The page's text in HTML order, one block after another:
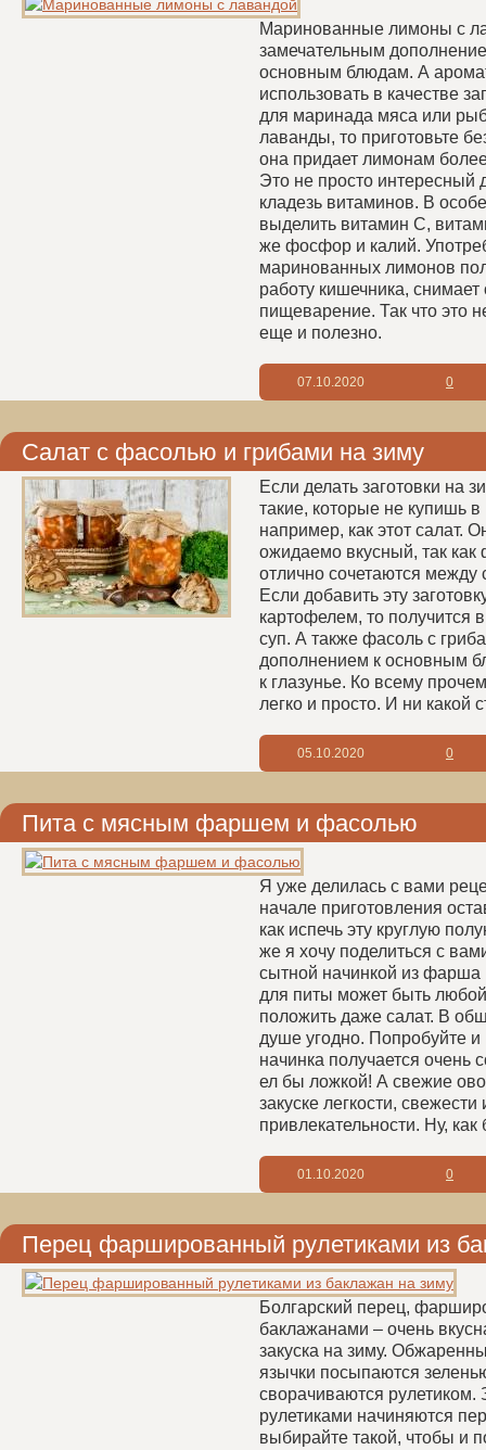
Маринованные лимоны с
замечательным
основным блюдам. А
использовать в качестве
для маринада мяса или
лаванды, то приготовьте
она придает лимонам
Это не просто интересный
кладезь витаминов. В
выделить витамин С,
же фосфор и калий.
маринованных лимонов
работу кишечника, снимает
пищеварение. Так что это
еще и полезно.
07.10.2020 0
Салат с фасолью и грибами на зиму
Если делать заготовки на
такие, которые не купишь в
например, как этот салат.
ожидаемо вкусный, так как
отлично сочетаются между
Если добавить эту
картофелем, то получится
суп. А также фасоль с
дополнением к основным
к глазунье. Ко всему
легко и просто. И ни какой
05.10.2020 0
Пита с мясным фаршем и фасолью
Я уже делилась с вами
начале приготовления
как испечь эту круглую
же я хочу поделиться с
сытной начинкой из
для питы может быть
положить даже салат. В
душе угодно. Попробуйте
начинка получается очень
ел бы ложкой! А свежие
закуске легкости,
привлекательности. Ну, как
01.10.2020 0
Перец фаршированный рулетиками из
Болгарский перец,
баклажанами – очень
закуска на зиму.
язычки посыпаются
сворачиваются рулетиком.
рулетиками начиняются
выбирайте такой, чтобы и